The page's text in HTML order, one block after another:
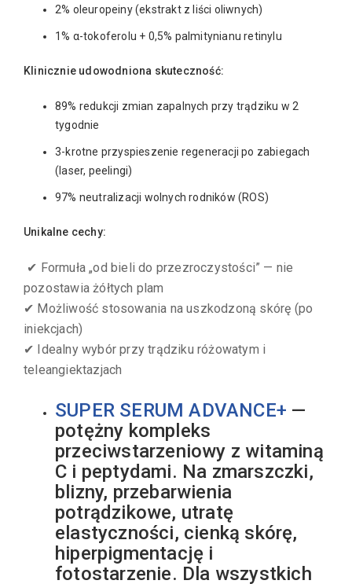
2% oleuropeiny (ekstrakt z liści oliwnych)
1% α-tokoferolu + 0,5% palmitynianu retinylu
Klinicznie udowodniona skuteczność:
89% redukcji zmian zapalnych przy trądziku w 2
tygodnie
3-krotne przyspieszenie regeneracji po zabiegach
(laser, peelingi)
97% neutralizacji wolnych rodników (ROS)
Unikalne cechy:
✔ Formuła „od bieli do przezroczystości” — nie
pozostawia żółtych plam
✔ Możliwość stosowania na uszkodzoną skórę (po
iniekcjach)
✔ Idealny wybór przy trądziku różowatym i
teleangiektazjach
SUPER SERUM ADVANCE+ —
potężny kompleks
przeciwstarzeniowy z witaminą
C i peptydami. Na zmarszczki,
blizny, przebarwienia
potrądzikowe, utratę
elastyczności, cienką skórę,
hiperpigmentację i
fotostarzenie. Dla wszystkich